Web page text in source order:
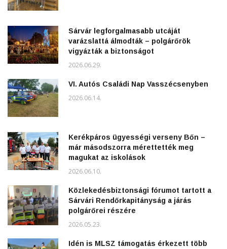
Sárvár legforgalmasabb utcáját
varázslattá álmodták – polgárőrök
vigyázták a biztonságot
2026.06.29.
VI. Autós Családi Nap Vasszécsenyben
2026.06.14.
Kerékpáros ügyességi verseny Bőn –
már másodszorra mérettették meg
magukat az iskolások
2026.06.10.
Közlekedésbiztonsági fórumot tartott a
Sárvári Rendőrkapitányság a járás
polgárőrei részére
2026.05.23.
Idén is MLSZ támogatás érkezett több